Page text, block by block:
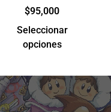
$95,000
Seleccionar
opciones